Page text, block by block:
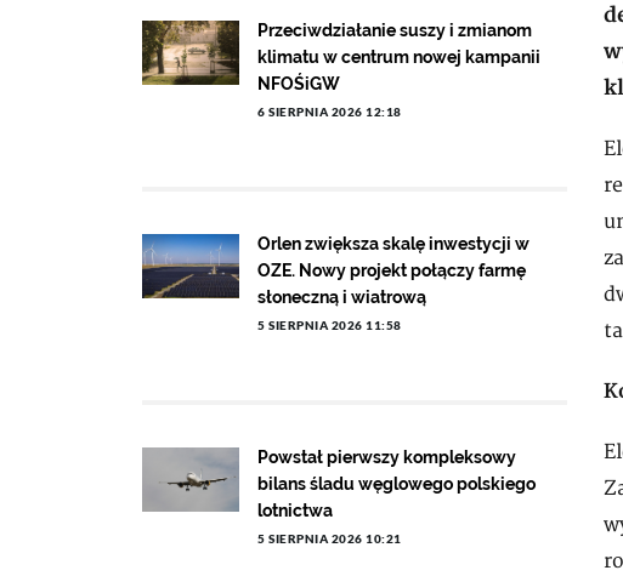
Przeciwdziałanie suszy i zmianom
klimatu w centrum nowej kampanii
NFOŚiGW
6 SIERPNIA 2026 12:18
Orlen zwiększa skalę inwestycji w
OZE. Nowy projekt połączy farmę
słoneczną i wiatrową
5 SIERPNIA 2026 11:58
Powstał pierwszy kompleksowy
bilans śladu węglowego polskiego
lotnictwa
5 SIERPNIA 2026 10:21